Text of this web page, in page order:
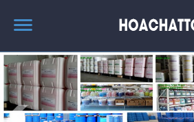
TRANG CHỦ
GIỚI THIỆU